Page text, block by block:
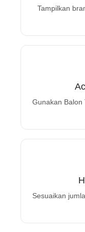
Tampilkan
Gunakan Balon
Sesuaikan